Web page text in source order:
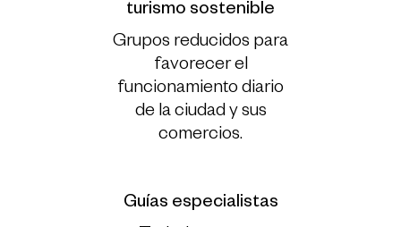
turismo sostenible
Grupos reducidos para
favorecer el
funcionamiento diario
de la ciudad y sus
comercios.
Guías especialistas